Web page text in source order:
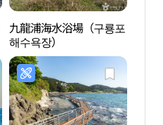
九龍浦海水浴場（구룡포
해수욕장）